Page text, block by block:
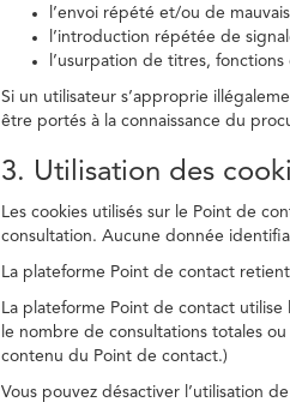
l’envoi répété et/ou de
l’introduction répétée de
l’usurpation de titres,
Si un utilisateur s’approprie
être portés à la connaissance du
3. Utilisation des
Les cookies utilisés sur le Point de
consultation. Aucune donnée
La plateforme Point de contact
La plateforme Point de contact
le nombre de consultations totales
contenu du Point de contact.)
Vous pouvez désactiver l’utilisation